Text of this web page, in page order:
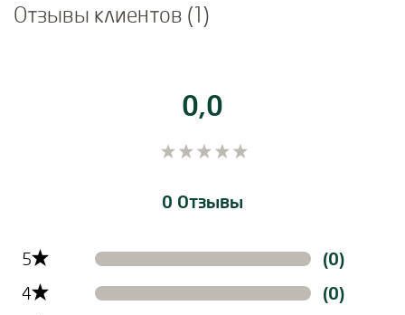
Отзывы клиентов (1)
0,0
0 Отзывы
Filtern der Reviews nach Ratinglevel
5 (0)
4 (0)